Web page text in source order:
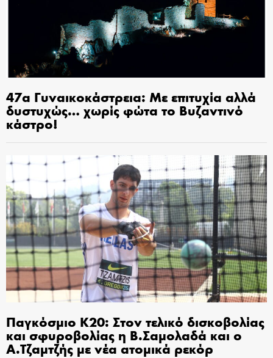
47α Γυναικοκάστρεια: Με επιτυχία αλλά
δυστυχώς… χωρίς φώτα το Βυζαντινό
κάστρο!
Παγκόσμιο Κ20: Στον τελικό δισκοβολίας
και σφυροβολίας η Β.Σαμολαδά και ο
Α.Τζαμτζής με νέα ατομικά ρεκόρ